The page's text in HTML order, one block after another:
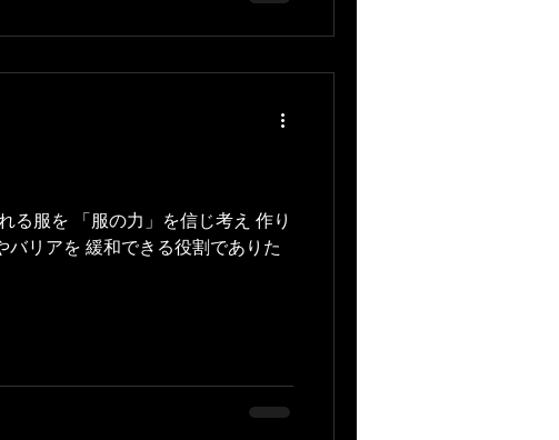
る服を 「服の力」を信じ考え 作り
リアを 緩和できる役割でありた